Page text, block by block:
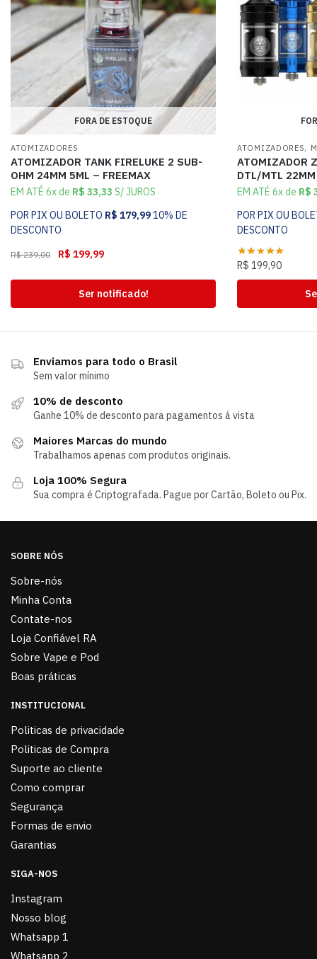
FORA DE ESTOQUE
ATOMIZADORES
ATOMIZADOR TANK FIRELUKE 2 SUB-
OHM 24MM 5ML – FREEMAX
EM ATÉ 6x de R$ 33,33 S/ JUROS
POR PIX OU BOLETO R$ 179,9910% DE
DESCONTO
R$239,00 R$ 199,99
Ser notificado!
ATOMIZADORES,
ATOMIZADOR
DTL/MTL
EM ATÉ 6x de R$
POR PIX OU
DESCONTO
R$ 199,90
Enviamos para todo o Brasil
Sem valor mínimo
10% de desconto
Ganhe 10% de desconto para pagamentos á vista
Maiores Marcas do mundo
Trabalhamos apenas com produtos originais.
Loja 100% Segura
Sua compra é Criptografada. Pague por Cartão, Boleto ou Pix.
SOBRE NÓS
Sobre-nós
Minha Conta
Contate-nos
Loja Confiável RA
Sobre Vape e Pod
Boas práticas
INSTITUCIONAL
Politicas de privacidade
Politicas de Compra
Suporte ao cliente
Como comprar
Segurança
Formas de envio
Garantias
SIGA-NOS
Instagram
Nosso blog
Whatsapp 1
Whatsapp 2